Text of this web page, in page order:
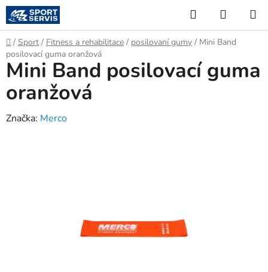
Přejít
na
obsah
Hledat
KOŠÍK
Domů
/ Sport / Fitness a rehabilitace / posilovaní gumy / Mini Band
posilovací guma oranžová
Mini Band posilovací guma
oranžová
Značka: Merco